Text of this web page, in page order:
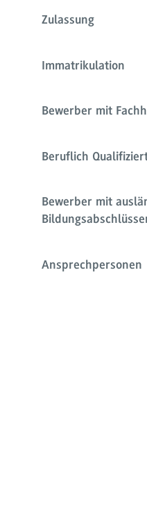
Zulassung
Immatrikulation
Bewerber mit
Beruflich
Bewerber mit
Ansprechpersonen